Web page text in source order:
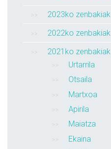
2023ko zenbakiak
2022ko zenbakiak
2021ko zenbakiak
Urtarrila
Otsaila
Martxoa
Apirila
Maiatza
Ekaina